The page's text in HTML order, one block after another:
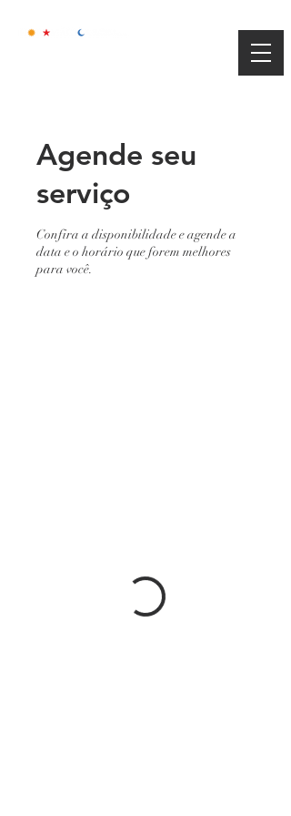
Agende seu
serviço
Confira a disponibilidade e agende a
data e o horário que forem melhores
para você.